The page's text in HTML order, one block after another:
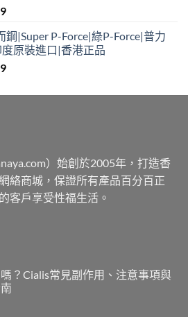
Price
$379
through
$2229
鋼|Super P-Force|綠P-Force|普力
原裝進口|香港正品
Price
$329
）始創於2005年，打造香
絡商城，保證所有產品百分百正
客戶享受性福生活。
？Cialis常見副作用、注意事項與